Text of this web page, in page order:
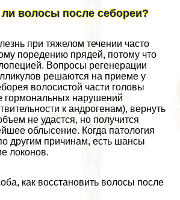
волосы после себореи?
при тяжелом течении часто
поредению прядей, потому что
Вопросы регенерации
решаются на приеме у
волосистой части головы
гормональных нарушений
к андрогенам), вернуть
не удастся, но получится
облысение. Когда патология
другим причинам, есть шансы
локонов.
как восстановить волосы после